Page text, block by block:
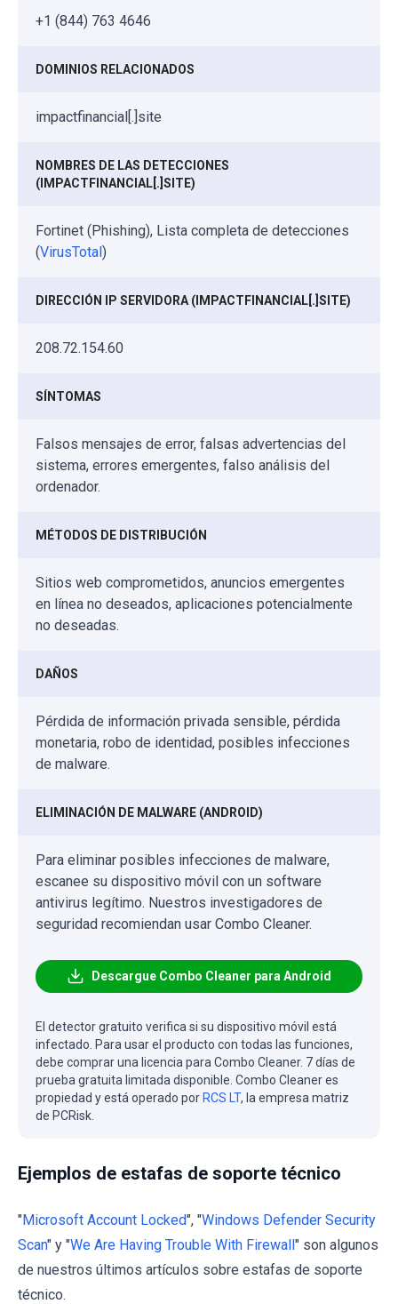
+1 (844) 763 4646
DOMINIOS RELACIONADOS
impactfinancial[.]site
NOMBRES DE LAS DETECCIONES
(IMPACTFINANCIAL[.]SITE)
Fortinet (Phishing), Lista completa de detecciones
(VirusTotal)
DIRECCIÓN IP SERVIDORA (IMPACTFINANCIAL[.]SITE)
208.72.154.60
SÍNTOMAS
Falsos mensajes de error, falsas advertencias del
sistema, errores emergentes, falso análisis del
ordenador.
MÉTODOS DE DISTRIBUCIÓN
Sitios web comprometidos, anuncios emergentes
en línea no deseados, aplicaciones potencialmente
no deseadas.
DAÑOS
Pérdida de información privada sensible, pérdida
monetaria, robo de identidad, posibles infecciones
de malware.
ELIMINACIÓN DE MALWARE (ANDROID)
Para eliminar posibles infecciones de malware,
escanee su dispositivo móvil con un software
antivirus legítimo. Nuestros investigadores de
seguridad recomiendan usar Combo Cleaner.
Descargue Combo Cleaner para Android
El detector gratuito verifica si su dispositivo móvil está
infectado. Para usar el producto con todas las funciones,
debe comprar una licencia para Combo Cleaner. 7 días de
prueba gratuita limitada disponible. Combo Cleaner es
propiedad y está operado porRCS LT, la empresa matriz
de PCRisk.
Ejemplos de estafas de soporte técnico
"Microsoft Account Locked", "Windows Defender Security
Scan" y "We Are Having Trouble With Firewall" son algunos
de nuestros últimos artículos sobre estafas de soporte
técnico.